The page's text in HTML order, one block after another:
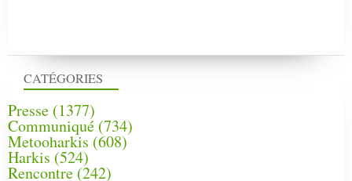
CATÉGORIES
Presse (1377)
Communiqué (734)
Metooharkis (608)
Harkis (524)
Rencontre (242)